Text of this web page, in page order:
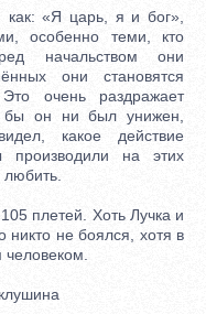
«Я царь, я и бог»,
особенно теми, кто
начальством они
они становятся
очень раздражает
бы он ни был унижен,
какое действие
на этих
плетей. Хоть Лучка и
никто не боялся, хотя в